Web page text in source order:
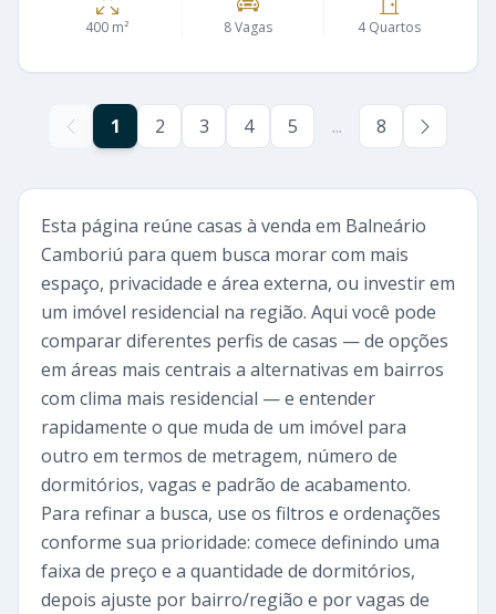
400 m² 8 Vagas 4 Quartos
1 2 3 4 5 ... 8
Esta página reúne casas à venda em Balneário
Camboriú para quem busca morar com mais
espaço, privacidade e área externa, ou investir em
um imóvel residencial na região. Aqui você pode
comparar diferentes perfis de casas — de opções
em áreas mais centrais a alternativas em bairros
com clima mais residencial — e entender
rapidamente o que muda de um imóvel para
outro em termos de metragem, número de
dormitórios, vagas e padrão de acabamento.
Para refinar a busca, use os filtros e ordenações
conforme sua prioridade: comece definindo uma
faixa de preço e a quantidade de dormitórios,
depois ajuste por bairro/região e por vagas de